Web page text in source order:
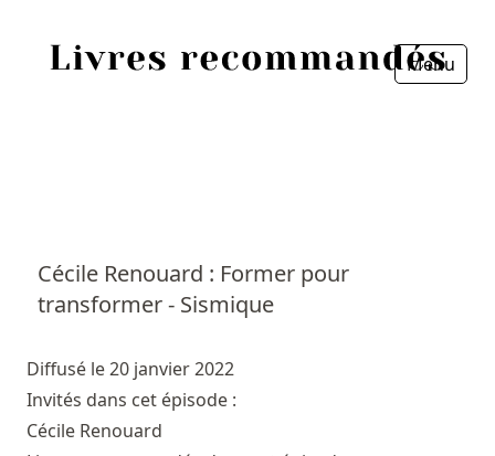
Menu
Cécile Renouard : Former pour
transformer - Sismique
Diffusé le 20 janvier 2022
Invités dans cet épisode :
Cécile Renouard
Personnes
Livres
Livres les plus recommandés
Fermer